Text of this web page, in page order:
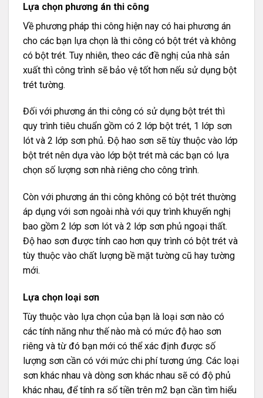
Lựa chọn phương án thi công
Về phương pháp thi công hiện nay có hai phương án
cho các bạn lựa chọn là thi công có bột trét và không
có bột trét. Tuy nhiên, theo các đề nghị của nhà sản
xuất thì công trình sẽ bảo vệ tốt hơn nếu sử dụng bột
trét tường.
Đối với phương án thi công có sử dụng bột trét thì
quy trình tiêu chuẩn gồm có 2 lớp bột trét, 1 lớp sơn
lót và 2 lớp sơn phủ. Độ hao sơn sẽ tùy thuộc vào lớp
bột trét nên dựa vào lớp bột trét mà các bạn có lựa
chọn số lượng sơn nhà riêng cho công trình.
Còn với phương án thi công không có bột trét thường
áp dụng với sơn ngoài nhà với quy trình khuyến nghị
bao gồm 2 lớp sơn lót và 2 lớp sơn phủ ngoại thất.
Độ hao sơn được tính cao hơn quy trình có bột trét và
tùy thuộc vào chất lượng bề mặt tường cũ hay tường
mới.
Lựa chọn loại sơn
Tùy thuộc vào lựa chọn của bạn là loại sơn nào có
các tính năng như thế nào mà có mức độ hao sơn
riêng và từ đó bạn mới có thể xác định được số
lượng sơn cần có với mức chi phí tương ứng. Các loại
sơn khác nhau và dòng sơn khác nhau sẽ có độ phủ
khác nhau, để tính ra số tiền trên m2 bạn cần tìm hiểu